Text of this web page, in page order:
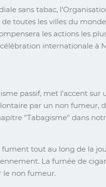
sans tabac,
toutes les villes du
les actions les
internationale à
passif, met l'accent sur
par un non fumeur,
"Tabagisme" dans
tout au long de la
La fumée de
le non fumeur.